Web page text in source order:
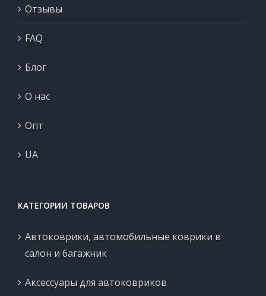
Отзывы
FAQ
Блог
О нас
Опт
UA
КАТЕГОРИИ ТОВАРОВ
Автоковрики, автомобильные коврики в
салон и багажник
Аксессуары для автоковриков